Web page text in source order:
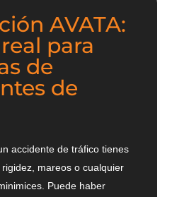
AVATA:
para
de
de
accidente de tráfico tienes
mareos o cualquier
Puede haber